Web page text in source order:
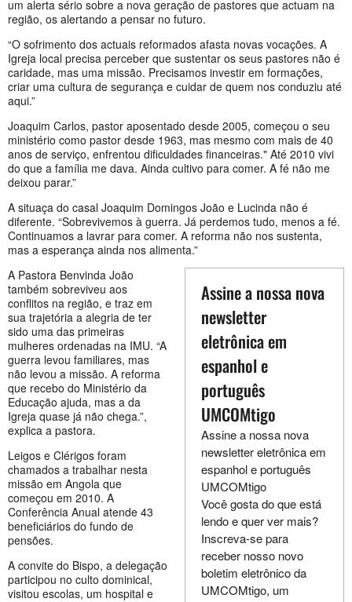
um alerta sério sobre a nova geração de pastores que actuam na
região, os alertando a pensar no futuro.
“O sofrimento dos actuais reformados afasta novas vocações. A
Igreja local precisa perceber que sustentar os seus pastores não é
caridade, mas uma missão. Precisamos investir em formações,
criar uma cultura de segurança e cuidar de quem nos conduziu até
aqui.”
Joaquim Carlos, pastor aposentado desde 2005, começou o seu
ministério como pastor desde 1963, mas mesmo com mais de 40
anos de serviço, enfrentou dificuldades financeiras." Até 2010 vivi
do que a família me dava. Ainda cultivo para comer. A fé não me
deixou parar.”
A situaça do casal Joaquim Domingos João e Lucinda não é
diferente. “Sobrevivemos à guerra. Já perdemos tudo, menos a fé.
Continuamos a lavrar para comer. A reforma não nos sustenta,
mas a esperança ainda nos alimenta.”
Assine a nossa nova
newsletter
eletrônica em
espanhol e
português
UMCOMtigo
Assine a nossa nova
newsletter eletrônica em
espanhol e português
UMCOMtigo
Você gosta do que está
lendo e quer ver mais?
Inscreva-se para
receber nosso novo
boletim eletrônico da
UMCOMtigo, um
A Pastora Benvinda João
também sobreviveu aos
conflitos na região, e traz em
sua trajetória a alegria de ter
sido uma das primeiras
mulheres ordenadas na IMU. “A
guerra levou familiares, mas
não levou a missão. A reforma
que recebo do Ministério da
Educação ajuda, mas a da
Igreja quase já não chega.”,
explica a pastora.
Leigos e Clérigos foram
chamados a trabalhar nesta
missão em Angola que
começou em 2010. A
Conferência Anual atende 43
beneficiários do fundo de
pensões.
A convite do Bispo, a delegação
participou no culto dominical,
visitou escolas, um hospital e